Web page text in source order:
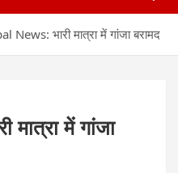
News: भारी मात्रा में गांजा बरामद
में गांजा